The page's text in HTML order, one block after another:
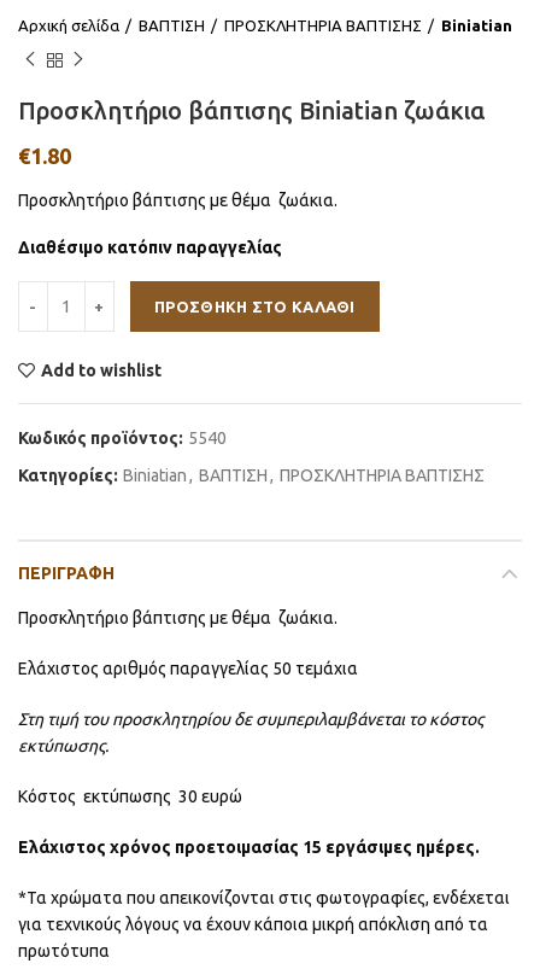
Αρχική σελίδα ΒΑΠΤΙΣΗ ΠΡΟΣΚΛΗΤΗΡΙΑ ΒΑΠΤΙΣΗΣ Βiniatian
Προσκλητήριο βάπτισης Biniatian ζωάκια
€1.80
Προσκλητήριο βάπτισης με θέμα ζωάκια.
Διαθέσιμο κατόπιν παραγγελίας
ΠΡΟΣΘΉΚΗ ΣΤΟ ΚΑΛΆΘΙ
Add to wishlist
Κωδικός προϊόντος: 5540
Κατηγορίες: Βiniatian, ΒΑΠΤΙΣΗ, ΠΡΟΣΚΛΗΤΗΡΙΑ ΒΑΠΤΙΣΗΣ
ΠΕΡΙΓΡΑΦΉ
Προσκλητήριο βάπτισης με θέμα ζωάκια.
Ελάχιστος αριθμός παραγγελίας 50 τεμάχια
Στη τιμή του προσκλητηρίου δε συμπεριλαμβάνεται το κόστος
εκτύπωσης.
Κόστος εκτύπωσης 30 ευρώ
Ελάχιστος χρόνος προετοιμασίας 15 εργάσιμες ημέρες.
*Τα χρώματα που απεικονίζονται στις φωτογραφίες, ενδέχεται
για τεχνικούς λόγους να έχουν κάποια μικρή απόκλιση από τα
πρωτότυπα